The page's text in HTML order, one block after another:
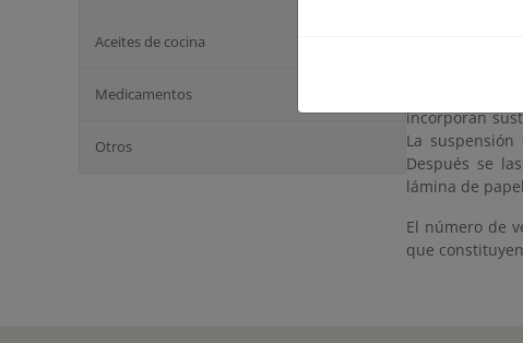
Aceites de cocina
Medicamentos
Otros
mezcla con
incorporan
La
Después se
lámina de
El número de
que